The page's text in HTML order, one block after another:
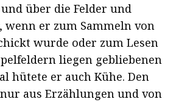
über die Felder und
wenn er zum Sammeln von
wurde oder zum Lesen
liegen gebliebenen
hütete er auch Kühe. Den
aus Erzählungen und von